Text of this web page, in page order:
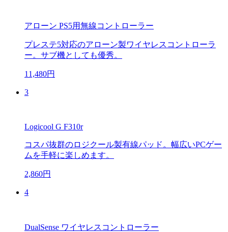
アローン PS5用無線コントローラー
プレステ5対応のアローン製ワイヤレスコントローラ
ー。サブ機としても優秀。
11,480円
3
Logicool G F310r
コスパ抜群のロジクール製有線パッド。幅広いPCゲー
ムを手軽に楽しめます。
2,860円
4
DualSense ワイヤレスコントローラー